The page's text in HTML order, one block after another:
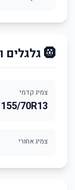
🛞 גלגלים וצמיגים
צמיג קדמי
155/70R13
צמיג אחורי